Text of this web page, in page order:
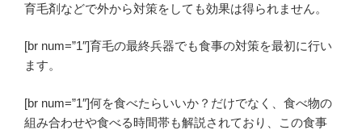
育毛剤などで外から対策をしても効果は得られません。
[br num=”1″]育毛の最終兵器でも食事の対策を最初に行い
ます。
[br num=”1″]何を食べたらいいか？だけでなく、 食べ物の
組み合わせや食べる時間帯も解説されており、この食事